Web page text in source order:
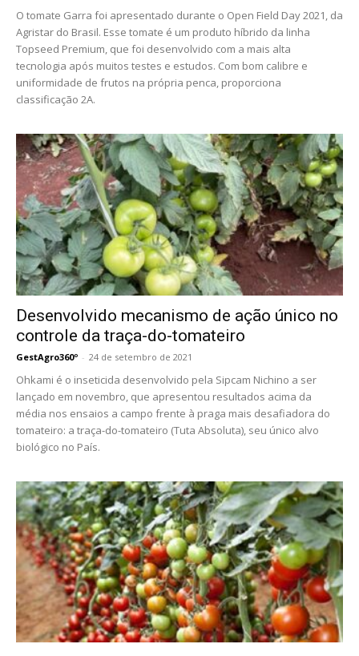
O tomate Garra foi apresentado durante o Open Field Day 2021, da
Agristar do Brasil. Esse tomate é um produto híbrido da linha
Topseed Premium, que foi desenvolvido com a mais alta
tecnologia após muitos testes e estudos. Com bom calibre e
uniformidade de frutos na própria penca, proporciona
classificação 2A.
Desenvolvido mecanismo de ação único no
controle da traça-do-tomateiro
GestAgro360º - 24 de setembro de 2021
Ohkami é o inseticida desenvolvido pela Sipcam Nichino a ser
lançado em novembro, que apresentou resultados acima da
média nos ensaios a campo frente à praga mais desafiadora do
tomateiro: a traça-do-tomateiro (Tuta Absoluta), seu único alvo
biológico no País.